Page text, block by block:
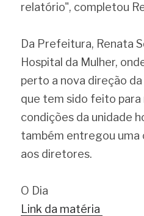
relatório", completou
Da Prefeitura, Renata
Hospital da Mulher,
perto a nova direção
que tem sido feito para
condições da unidade
também entregou uma
aos diretores.
O Dia
Link da matéria